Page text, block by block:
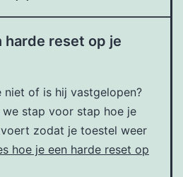
harde reset op je
niet of is hij vastgelopen?
stap voor stap hoe je
zodat je toestel weer
hoe je een harde reset op